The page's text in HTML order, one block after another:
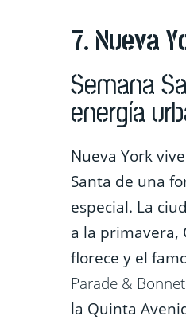
7. Nueva
Semana
energía
Nueva York
Santa de una
especial. La
a la primavera,
florece y el
Parade &
la Quinta